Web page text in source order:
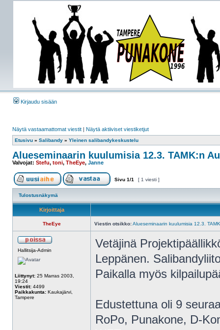
Kirjaudu sisään
Näytä vastaamattomat viestit | Näytä aktiiviset viestiketjut
Etusivu » Salibandy » Yleinen salibandykeskustelu
Alueseminaarin kuulumisia 12.3. TAMK:n
Valvojat: Stefu, toni, TheEye, Janne
Sivu 1/1 [ 1 viesti ]
Tulostusnäkymä
Kirjoittaja
TheEye Viestin otsikko:Alueseminaarin kuulumisia 12.3.
Hallitsija-Admin
Liittynyt: 25 Marras 2003,
19:24
Viestit: 4499
Paikkakunta: Kaukajärvi,
Tampere
Vetäjinä
Leppänen.
Paikalla myös
Edustettuna oli 9
RoPo, Punakone, D-